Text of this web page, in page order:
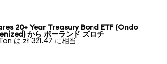
20+ Year Treasury Bond ETF (Ondo
から ポーランド ズロチ
は zł 321.47 に相当